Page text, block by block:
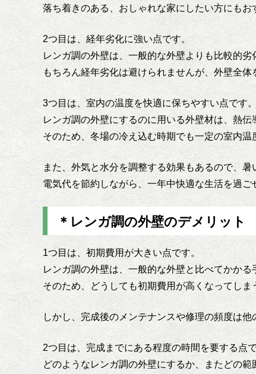
落ち着きのある、おしゃれな家にしたい方にもお
2つ目は、経年劣化に強い点です。
レンガ調の外壁は、一般的な外壁よりも比較的
もちろん経年劣化は避けられませんが、外壁全
3つ目は、室内の温度を快適に保ちやすい点です。
レンガ調の外壁にするのに用いる外壁材は、熱
そのため、冬場の冷え込む時期でも一定の室内温
また、外気と水分を調整する効果もあるので、
電気代を節約しながら、一年中快適な生活を過ご
＊レンガ調の外壁のデメリット
1つ目は、初期費用が大きい点です。
レンガ調の外壁は、一般的な外壁と比べてかかる
そのため、どうしても初期費用が高くなってしま
しかし、完成後のメンテナンスや修理の頻度は
2つ目は、完成までにある程度の時間を要する点で
どのようなレンガ調の外壁にするか、またどの